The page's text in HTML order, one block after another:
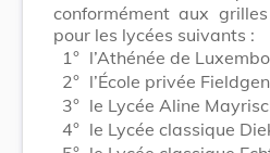
conformément aux
pour les lycées suivants :
1° l’Athénée de
2° l’École privée
3° le Lycée Aline
4° le Lycée classique